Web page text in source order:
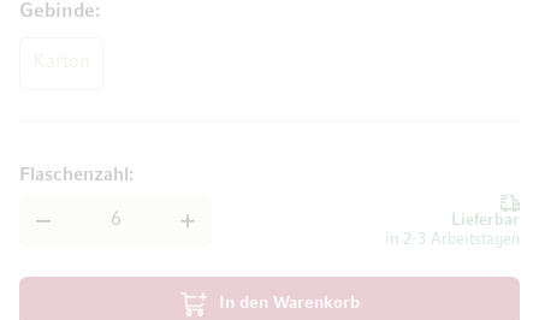
Gebinde
Lieferbar
in 2-3 Arbeitstagen
Flaschenzahl
In den Warenkorb